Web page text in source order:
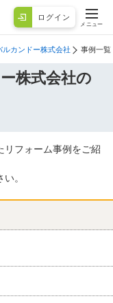
ログイン
メニュー
カンドー株式会社 事例一覧
株式会社の
リフォーム事例をご紹
。